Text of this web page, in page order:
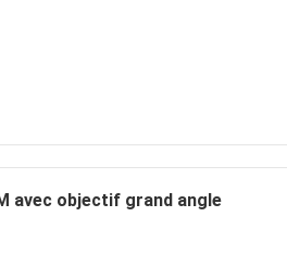
avec objectif grand angle